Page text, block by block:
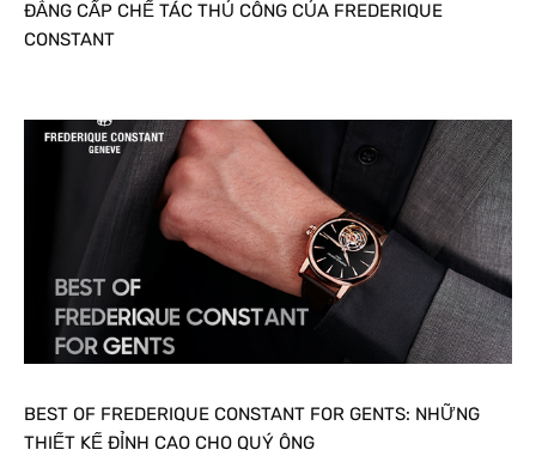
ĐẲNG CẤP CHẾ TÁC THỦ CÔNG CỦA FREDERIQUE
CONSTANT
BEST OF FREDERIQUE CONSTANT FOR GENTS: NHỮNG
THIẾT KẾ ĐỈNH CAO CHO QUÝ ÔNG